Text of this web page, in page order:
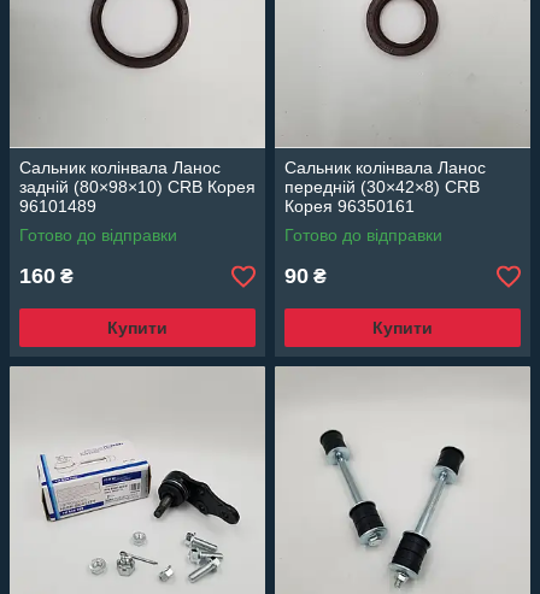
Сальник колінвала Ланос
задній (80×98×10) CRB Корея
96101489
Готово до відправки
160 ₴
Купити
Сальник колінвала Ланос
передній (30×42×8) CRB
Корея 96350161
Готово до відправки
90 ₴
Купити